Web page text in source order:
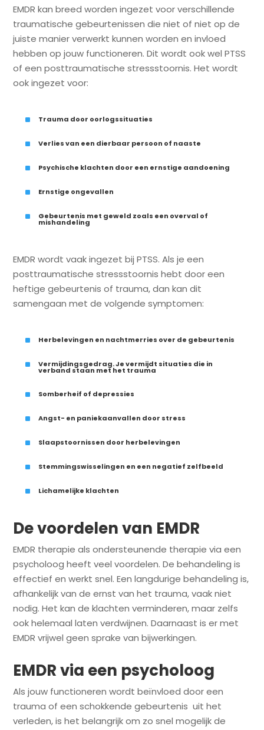
EMDR kan breed worden ingezet voor verschillende
traumatische gebeurtenissen die niet of niet op de
juiste manier verwerkt kunnen worden en invloed
hebben op jouw functioneren. Dit wordt ook wel PTSS
of een posttraumatische stressstoornis. Het wordt
ook ingezet voor:
^ Trauma door oorlogssituaties
^ Verlies van een dierbaar persoon of naaste
^ Psychische klachten door een ernstige aandoening
^ Ernstige ongevallen
^ Gebeurtenis met geweld zoals een overval of
mishandeling
EMDR wordt vaak ingezet bij PTSS. Als je een
posttraumatische stressstoornis hebt door een
heftige gebeurtenis of trauma, dan kan dit
samengaan met de volgende symptomen:
^ Herbelevingen en nachtmerries over de gebeurtenis
^ Vermijdingsgedrag. Je vermijdt situaties die in
verband staan met het trauma
^ Somberheif of depressies
^ Angst- en paniekaanvallen door stress
^ Slaapstoornissen door herbelevingen
^ Stemmingswisselingen en een negatief zelfbeeld
^ Lichamelijke klachten
De voordelen van EMDR
EMDR therapie als ondersteunende therapie via een
psycholoog heeft veel voordelen. De behandeling is
effectief en werkt snel. Een langdurige behandeling is,
afhankelijk van de ernst van het trauma, vaak niet
nodig. Het kan de klachten verminderen, maar zelfs
ook helemaal laten verdwijnen. Daarnaast is er met
EMDR vrijwel geen sprake van bijwerkingen.
EMDR via een psycholoog
Als jouw functioneren wordt beïnvloed door een
trauma of een schokkende gebeurtenis uit het
verleden, is het belangrijk om zo snel mogelijk de